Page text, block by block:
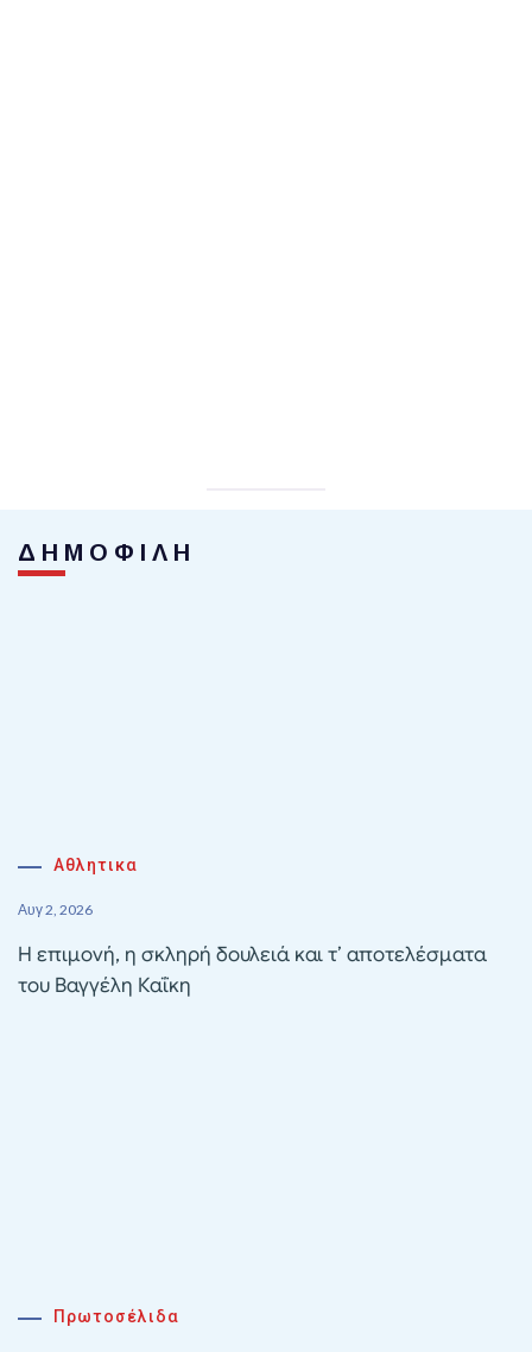
ΔΗΜΟΦΙΛΗ
Αθλητικα
Αυγ 2, 2026
Η επιμονή, η σκληρή δουλειά και τ’ αποτελέσματα
του Βαγγέλη Καΐκη
Πρωτοσέλιδα